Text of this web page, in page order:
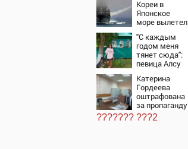
заживо в
страшном
ДТП на трассе
07/08/2026 –
Новости
Кореи в
Японское
море вылетел
снаряд
"С каждым
годом меня
тянет сюда":
певица Алсу
татарскую
деревню, где
прошло ее
детство
07/08/2026 –
Катерина
Гордеева
оштрафована
за пропаганду
ЛГБТ в
интернете -
??????? ???2